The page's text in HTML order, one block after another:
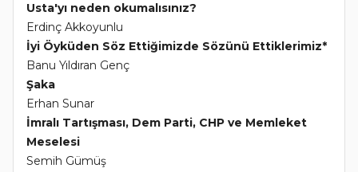
Usta'yı neden okumalısınız?
Erdinç Akkoyunlu
İyi Öyküden Söz Ettiğimizde Sözünü Ettiklerimiz*
Banu Yıldıran Genç
Şaka
Erhan Sunar
İmralı Tartışması, Dem Parti, CHP ve Memleket
Meselesi
Semih Gümüş